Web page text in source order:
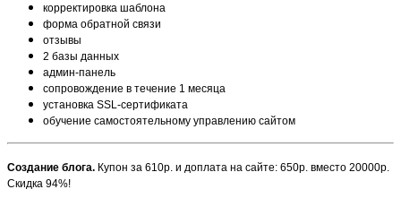
корректировка шаблона
форма обратной связи
отзывы
2 базы данных
админ-панель
сопровождение в течение 1 месяца
установка SSL-сертификата
обучение самостоятельному управлению сайтом
Создание блога. Купон за 610р. и доплата на сайте: 650р. вместо 20000р.
Скидка 94%!